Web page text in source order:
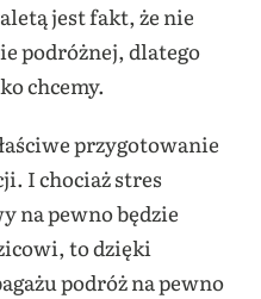
jest fakt, że nie
podróżnej, dlatego
chcemy.
przygotowanie
I chociaż stres
na pewno będzie
to dzięki
podróż na pewno